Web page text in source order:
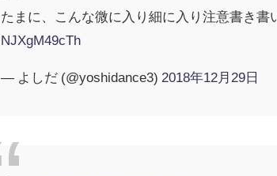
たまに、こんな微に入り細に入り注意書き
NJXgM49cTh
— よしだ (@yoshidance3) 2018年12月29日